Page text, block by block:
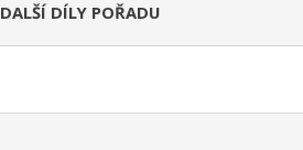
DALŠÍ DÍLY POŘADU